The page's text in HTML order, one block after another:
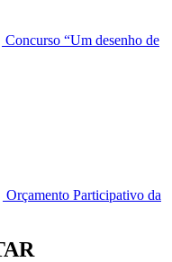
Concurso “Um desenho de
Orçamento Participativo da